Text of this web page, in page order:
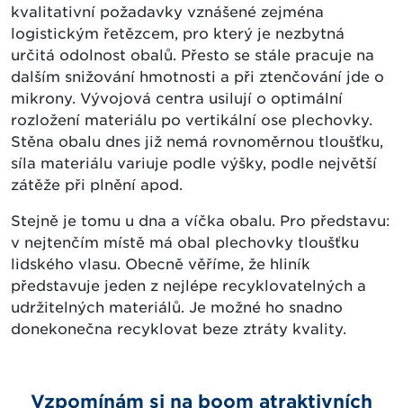
kvalitativní požadavky vznášené zejména
logistickým řetězcem, pro který je nezbytná
určitá odolnost obalů. Přesto se stále pracuje na
dalším snižování hmotnosti a při ztenčování jde o
mikrony. Vývojová centra usilují o optimální
rozložení materiálu po vertikální ose plechovky.
Stěna obalu dnes již nemá rovnoměrnou tloušťku,
síla materiálu variuje podle výšky, podle největší
zátěže při plnění apod.
Stejně je tomu u dna a víčka obalu. Pro představu:
v nejtenčím místě má obal plechovky tloušťku
lidského vlasu. Obecně věříme, že hliník
představuje jeden z nejlépe recyklovatelných a
udržitelných materiálů. Je možné ho snadno
donekonečna recyklovat beze ztráty kvality.
Vzpomínám si na boom atraktivních